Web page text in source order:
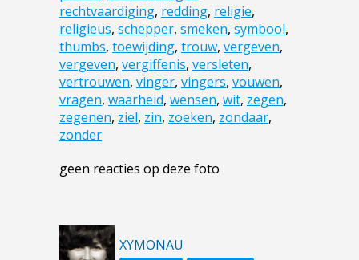
rechtvaardiging, redding, religie,
religieus, schepper, smeken, symbool,
thumbs, toewijding, trouw, vergeven,
vergeven, vergiffenis, versleten,
vertrouwen, vinger, vingers, vouwen,
vragen, waarheid, wensen, wit, zegen,
zegenen, ziel, zin, zoeken, zondaar,
zonder
geen reacties op deze foto
XYMONAU